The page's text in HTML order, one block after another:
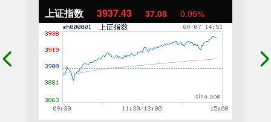
上证指数 3937.43 37.08 0.95%